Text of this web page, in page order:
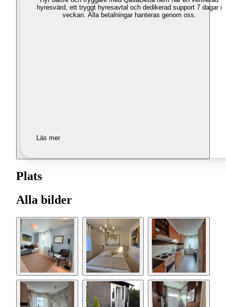
hyresvärd, ett tryggt hyresavtal och dedikerad support 7 dagar i
veckan. Alla betalningar hanteras genom oss.
Läs mer
Plats
Alla bilder